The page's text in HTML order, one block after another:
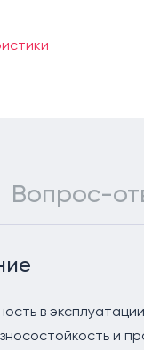
Вопрос-
в эксплуатации
и